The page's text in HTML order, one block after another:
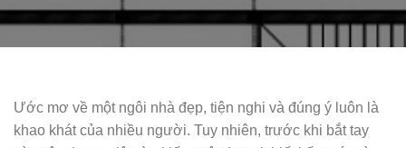
Ước mơ về một ngôi nhà đẹp, tiện nghi và đúng ý luôn là
khao khát của nhiều người. Tuy nhiên, trước khi bắt tay